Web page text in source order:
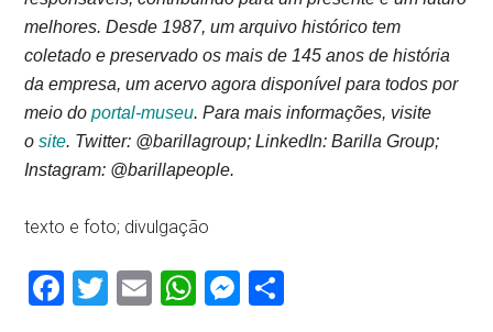
melhores. Desde 1987, um arquivo histórico tem
coletado e preservado os mais de 145 anos de história
da empresa, um acervo agora disponível para todos por
meio doportal-museu. Para mais informações, visite
osite. Twitter: @barillagroup; LinkedIn: Barilla Group;
Instagram: @barillapeople.
texto e foto; divulgação
Facebook
Twitter
EmailWhatsApp
Messenger